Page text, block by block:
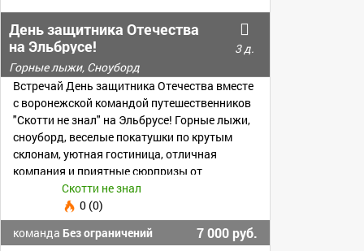
День защитника Отечества
на Эльбрусе!
3 д.
Горные лыжи, Сноуборд
Встречай День защитника Отечества вместе
с воронежской командой путешественников
"Скотти не знал" на Эльбрусе! Горные лыжи,
сноуборд, веселые покатушки по крутым
склонам, уютная гостиница, отличная
компания и приятные сюрпризы от
организаторов!Скотти не знал
0 (0)
команда Без ограничений 7 000 руб.